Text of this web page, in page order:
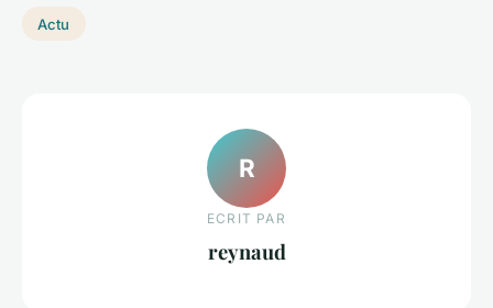
Actu
R
ECRIT PAR
reynaud